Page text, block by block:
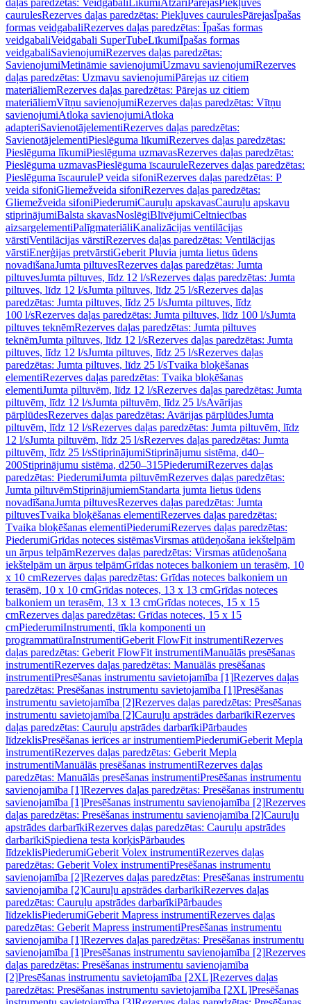
daļas paredzētas: Veidgabali LīkumiAtzari PārejasPiekļuves
caurulesRezerves daļas paredzētas: Piekļuves caurulesPārejasĪpašas
formas veidgabaliRezerves daļas paredzētas: Īpašas formas
veidgabaliVeidgabali SuperTubeLīkumiĪpašas formas
veidgabaliSavienojumiRezerves daļas paredzētas:
SavienojumiMetināmie savienojumiUzmavu savienojumiRezerves
daļas paredzētas: Uzmavu savienojumiPārejas uz citiem
materiāliemRezerves daļas paredzētas: Pārejas uz citiem
materiāliemVītņu savienojumiRezerves daļas paredzētas: Vītņu
savienojumiAtloka savienojumiAtloka
adapteriSavienotājelementiRezerves daļas paredzētas:
SavienotājelementiPieslēguma līkumiRezerves daļas paredzētas:
Pieslēguma līkumiPieslēguma uzmavasRezerves daļas paredzētas:
Pieslēguma uzmavasPieslēguma īscauruleRezerves daļas paredzētas:
Pieslēguma īscauruleP veida sifoniRezerves daļas paredzētas: P
veida sifoniGliemežveida sifoniRezerves daļas paredzētas:
Gliemežveida sifoniPiederumiCauruļu apskavasCauruļu apskavu
stiprinājumiBalsta skavasNoslēgiBlīvējumiCeltniecības
aizsargelementiPalīgmateriāliKanalizācijas ventilācijas
vārstiVentilācijas vārstiRezerves daļas paredzētas: Ventilācijas
vārstiEnerģijas pretvārstiGeberit Pluvia jumta lietus ūdens
novadīšanaJumta piltuvesRezerves daļas paredzētas: Jumta
piltuvesJumta piltuves, līdz 12 l/sRezerves daļas paredzētas: Jumta
piltuves, līdz 12 l/sJumta piltuves, līdz 25 l/sRezerves daļas
paredzētas: Jumta piltuves, līdz 25 l/sJumta piltuves, līdz
100 l/sRezerves daļas paredzētas: Jumta piltuves, līdz 100 l/sJumta
piltuves teknēmRezerves daļas paredzētas: Jumta piltuves
teknēmJumta piltuves, līdz 12 l/sRezerves daļas paredzētas: Jumta
piltuves, līdz 12 l/sJumta piltuves, līdz 25 l/sRezerves daļas
paredzētas: Jumta piltuves, līdz 25 l/sTvaika bloķēšanas
elementiRezerves daļas paredzētas: Tvaika bloķēšanas
elementiJumta piltuvēm, līdz 12 l/sRezerves daļas paredzētas: Jumta
piltuvēm, līdz 12 l/sJumta piltuvēm, līdz 25 l/sAvārijas
pārplūdesRezerves daļas paredzētas: Avārijas pārplūdesJumta
piltuvēm, līdz 12 l/sRezerves daļas paredzētas: Jumta piltuvēm, līdz
12 l/sJumta piltuvēm, līdz 25 l/sRezerves daļas paredzētas: Jumta
piltuvēm, līdz 25 l/sStiprinājumiStiprinājumu sistēma, d40–
200Stiprinājumu sistēma, d250–315PiederumiRezerves daļas
paredzētas: PiederumiJumta piltuvēmRezerves daļas paredzētas:
Jumta piltuvēmStiprinājumiemStandarta jumta lietus ūdens
novadīšanaJumta piltuvesRezerves daļas paredzētas: Jumta
piltuvesTvaika bloķēšanas elementiRezerves daļas paredzētas:
Tvaika bloķēšanas elementiPiederumiRezerves daļas paredzētas:
PiederumiGrīdas noteces sistēmasVirsmas atūdeņošana iekštelpām
un ārpus telpāmRezerves daļas paredzētas: Virsmas atūdeņošana
iekštelpām un ārpus telpāmGrīdas noteces balkoniem un terasēm, 10
x 10 cmRezerves daļas paredzētas: Grīdas noteces balkoniem un
terasēm, 10 x 10 cmGrīdas noteces, 13 x 13 cmGrīdas noteces
balkoniem un terasēm, 13 x 13 cmGrīdas noteces, 15 x 15
cmRezerves daļas paredzētas: Grīdas noteces, 15 x 15
cmPiederumiInstrumenti, tīkla komponenti un
programmatūraInstrumentiGeberit FlowFit instrumentiRezerves
daļas paredzētas: Geberit FlowFit instrumentiManuālās presēšanas
instrumentiRezerves daļas paredzētas: Manuālās presēšanas
instrumentiPresēšanas instrumentu savietojamība [1]Rezerves daļas
paredzētas: Presēšanas instrumentu savietojamība [1]Presēšanas
instrumentu savietojamība [2]Rezerves daļas paredzētas: Presēšanas
instrumentu savietojamība [2]Cauruļu apstrādes darbarīkiRezerves
daļas paredzētas: Cauruļu apstrādes darbarīkiPārbaudes
līdzeklisPresēšanas ierīces ar instrumentiemPiederumiGeberit Mepla
instrumentiRezerves daļas paredzētas: Geberit Mepla
instrumentiManuālās presēšanas instrumentiRezerves daļas
paredzētas: Manuālās presēšanas instrumentiPresēšanas instrumentu
savienojamība [1]Rezerves daļas paredzētas: Presēšanas instrumentu
savienojamība [1]Presēšanas instrumentu savienojamība [2]Rezerves
daļas paredzētas: Presēšanas instrumentu savienojamība [2]Cauruļu
apstrādes darbarīkiRezerves daļas paredzētas: Cauruļu apstrādes
darbarīkiSpiediena testa korķisPārbaudes
līdzeklisPiederumiGeberit Volex instrumentiRezerves daļas
paredzētas: Geberit Volex instrumentiPresēšanas instrumentu
savienojamība [2]Rezerves daļas paredzētas: Presēšanas instrumentu
savienojamība [2]Cauruļu apstrādes darbarīkiRezerves daļas
paredzētas: Cauruļu apstrādes darbarīkiPārbaudes
līdzeklisPiederumiGeberit Mapress instrumentiRezerves daļas
paredzētas: Geberit Mapress instrumentiPresēšanas instrumentu
savienojamība [1]Rezerves daļas paredzētas: Presēšanas instrumentu
savienojamība [1]Presēšanas instrumentu savienojamība [2]Rezerves
daļas paredzētas: Presēšanas instrumentu savienojamība
[2]Presēšanas instrumentu savietojamība [2XL]Rezerves daļas
paredzētas: Presēšanas instrumentu savietojamība [2XL]Presēšanas